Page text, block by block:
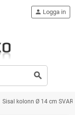
search
person Logga in
Sisal kolonn Ø 14 cm